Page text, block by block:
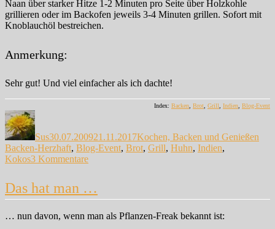
Naan über starker Hitze 1-2 Minuten pro Seite über Holzkohle
grillieren oder im Backofen jeweils 3-4 Minuten grillen. Sofort mit
Knoblauchöl bestreichen.
Anmerkung:
Sehr gut! Und viel einfacher als ich dachte!
Index: Backen, Brot, Grill, Indien, Blog-Event
Autor
Sus30.07.200921.11.2017Kochen, Backen und Genießen
Backen-Herzhaft, Blog-Event, Brot, Grill, Huhn, Indien,
Kokos3 Kommentarezu
Das hat man …
… nun davon, wenn man als Pflanzen-Freak bekannt ist: